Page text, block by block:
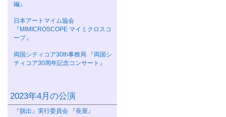
編』
日本アートマイム協会
『MIMICROSCOPE マイミクロスコ
ープ』
両国シティコア30th事務局 『両国シ
ティコア30周年記念コンサート』
2023年4月の公演
『脱出』実行委員会 『長屋』